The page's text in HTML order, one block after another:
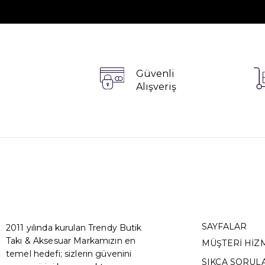
Güvenli
Alışveriş
2011 yılında kurulan Trendy Butik
Takı & Aksesuar Markamızın en
temel hedefi; sizlerin güvenini
SAYFALAR
MÜŞTERİ
SIKÇA